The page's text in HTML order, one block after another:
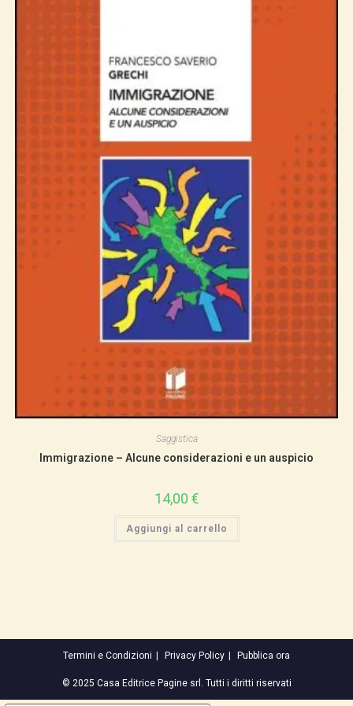
Saggistica
Immigrazione – Alcune considerazioni e un auspicio
14,00 €
Aggiungi al carrello
Termini e Condizioni Privacy Policy Pubblica ora
© 2025 Casa Editrice Pagine srl. Tutti i diritti riservati